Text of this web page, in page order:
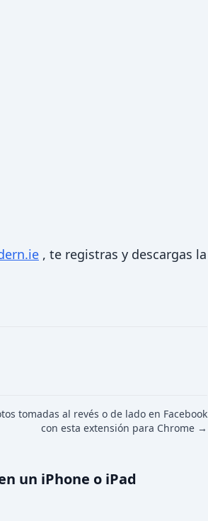
, te registras y descargas la
tomadas al revés o de lado en Facebook
con esta extensión para Chrome →
un iPhone o iPad